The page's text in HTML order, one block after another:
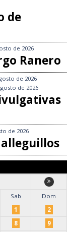
de
de 2026
Ranero
de 2026
de 2026
de 2026
Sab
Dom
1
2
8
9